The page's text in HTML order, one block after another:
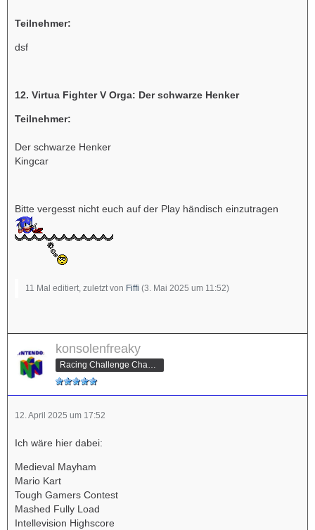
Teilnehmer:
dsf
12. Virtua Fighter V Orga: Der schwarze Henker
Teilnehmer:
Der schwarze Henker
Kingcar
Bitte vergesst nicht euch auf der Play händisch einzutragen
11 Mal editiert, zuletzt von Fiffi (3. Mai 2025 um 11:52)
konsolenfreaky
12. April 2025 um 17:52
Ich wäre hier dabei:
Medieval Mayham
Mario Kart
Tough Gamers Contest
Mashed Fully Load
Intellevision Highscore